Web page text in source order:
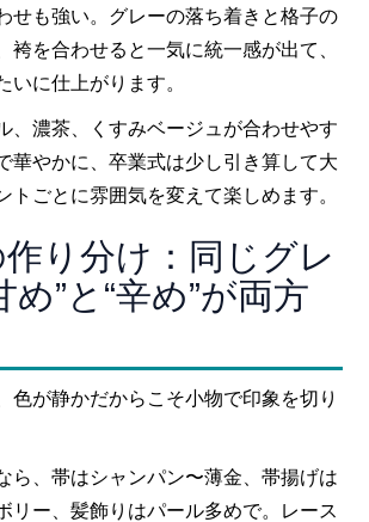
せも強い。グレーの落ち着きと格子の
袴を合わせると一気に統一感が出て、
いに仕上がります。
、濃茶、くすみベージュが合わせやす
華やかに、卒業式は少し引き算して大
トごとに雰囲気を変えて楽しめます。
り分け：同じグレ
め”と“辛め”が両方
色が静かだからこそ小物で印象を切り
ら、帯はシャンパン〜薄金、帯揚げは
リー、髪飾りはパール多めで。レース